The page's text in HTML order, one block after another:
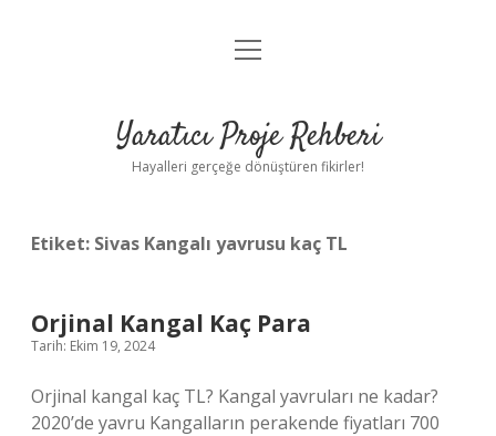
Anasayfa
Yasal Uyarı
menüyü
Yaratıcı Proje Rehberi
Hayalleri gerçeğe dönüştüren fikirler!
Etiket: Sivas Kangalı yavrusu kaç TL
Orjinal Kangal Kaç Para
Tarih: Ekim 19, 2024
Orjinal kangal kaç TL? Kangal yavruları ne kadar?
2020’de yavru Kangalların perakende fiyatları 700